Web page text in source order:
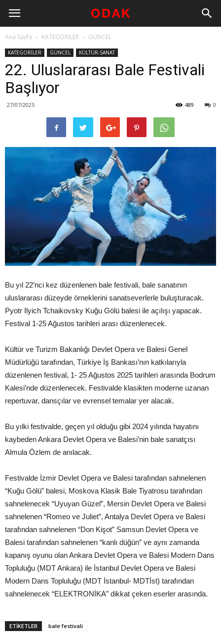
Ana Sayfa KATEGORİLER GÜNCEL
KATEGORİLER GÜNCEL KÜLTÜR-SANAT
22. Uluslararası Bale Festivali
Başlıyor
27/07/2025 0
489
Bu yıl 22’nci kez düzenlenen bale festivali, bale sanatının
uluslararası düzeyde örneklerini sanatseverlerle buluşturacak.
Pyotr Ilyich Tchaikovsky Kuğu Gölü balesi ile açılışı yapacak.
Festival 1-25 Ağustos tarihleri arası düzenlenecek.
Kültür ve Turizm Bakanlığı Devlet Opera ve Balesi Genel
Müdürlüğü tarafından, Türkiye İş Bankası’nın katkılarıyla
düzenlenen festival, 1- 25 Ağustos 2025 tarihleri arasında Bodrum
Kalesi’nde düzenlenecek. Festivalde klasikten moderne uzanan
repertuvar, dansçılar ve evrensel temalar yer alacak.
Bu yılki festivalde, geçen yıl olduğu gibi 2024 yılında hayatını
kaybeden Ankara Devlet Opera ve Balesi’nin bale sanatçısı
Almula Özlem de anılacak.
Festivalde İzmir Devlet Opera ve Balesi tarafından sahnelenen
“Kuğu Gölü” balesi, Moskova Klasik Bale Tiyatrosu tarafından
sahnelenecek “Uyuyan Güzel”, Mersin Devlet Opera ve Balesi
sahnelenen “Romeo ve Juliet”, Antalya Devlet Opera ve Balesi
tarafından sahnelenen “Don Kişot” Samsun Devlet Opera ve
Balesi tarafından sahnelenen “kanlı düğün” ve aynı zamanda
kapanış oyunu olan Ankara Devlet Opera ve Balesi Modern Dans
Topluluğu (MDT Ankara) ile İstanbul Devlet Opera ve Balesi
Modern Dans Topluluğu (MDT İstanbul- MDTİst) tarafından
sahnelenecek “ELEKTRONİKA” dikkat çeken eserler arasında.
ETIKETLER bale festivali